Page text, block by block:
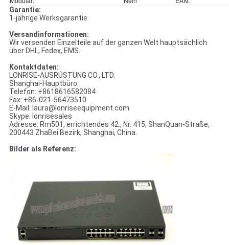
Garantie:
1-jährige Werksgarantie
Versandinformationen:
Wir versenden Einzelteile auf der ganzen Welt hauptsächlich
über DHL, Fedex, EMS.
Kontaktdaten:
LONRISE-AUSRÜSTUNG CO., LTD.
Shanghai-Hauptbüro:
Telefon: +8618616582084
Fax: +86-021-56473510
E-Mail: laura@lonriseequipment.com
Skype: lonrisesales
Adresse: Rm501, errichtendes 42., Nr. 415, ShanQuan-Straße,
200443 ZhaBei Bezirk, Shanghai, China.
Bilder als Referenz: